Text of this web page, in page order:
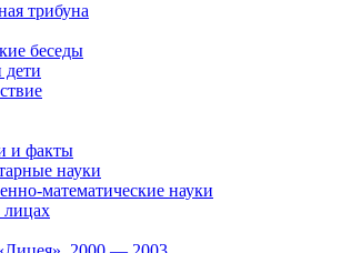
трибуна
беседы
дети
и факты
науки
математические науки
лицах